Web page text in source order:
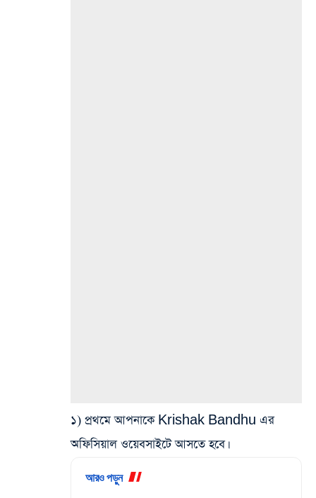
১) প্রথমে আপনাকে Krishak Bandhu এর
অফিসিয়াল ওয়েবসাইটে আসতে হবে।
আরও পড়ুন